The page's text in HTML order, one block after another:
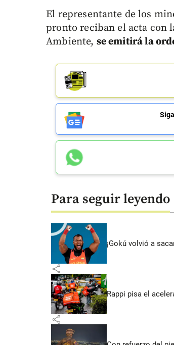
El representante de los
pronto reciban el acta con
Ambiente, se emitirá la
Para seguir leyendo
¡Gokú volvió a
share
Rappi pisa el
share